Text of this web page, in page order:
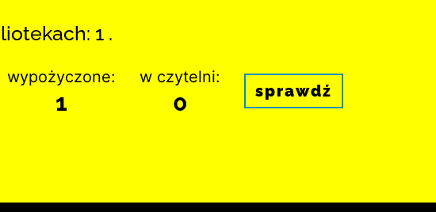
1 .
wypożyczone:
1
w czytelni:
0 sprawdź